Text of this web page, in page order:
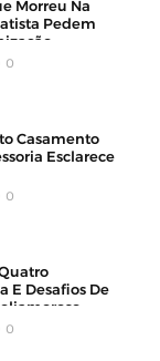
Morreu Na
Pedem
0
Casamento
Esclarece
0
E Desafios De
0